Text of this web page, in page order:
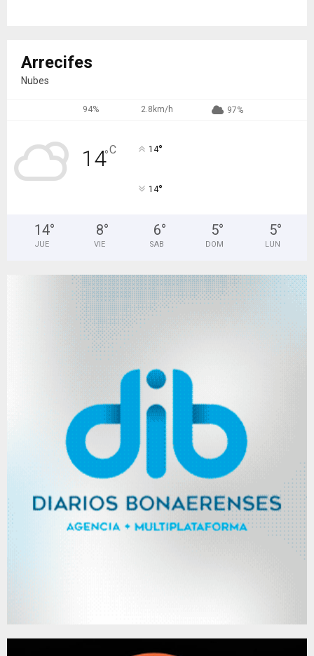
Arrecifes
Nubes
94% 2.8km/h 97%
14°C 14°
14°
14°
JUE
8°
VIE
6°
SAB
5°
DOM
5°
LUN